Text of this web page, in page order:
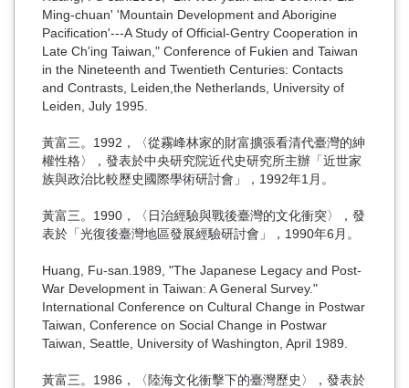
Ming-chuan' 'Mountain Development and Aborigine
Pacification'---A Study of Official-Gentry Cooperation in
Late Ch'ing Taiwan," Conference of Fukien and Taiwan
in the Nineteenth and Twentieth Centuries: Contacts
and Contrasts, Leiden,the Netherlands, University of
Leiden, July 1995.
黃富三。1992，〈從霧峰林家的財富擴張看清代臺灣的紳
權性格〉，發表於中央研究院近代史研究所主辦「近世家
族與政治比較歷史國際學術研討會」，1992年1月。
黃富三。1990，〈日治經驗與戰後臺灣的文化衝突〉，發
表於「光復後臺灣地區發展經驗研討會」，1990年6月。
Huang, Fu-san.1989, "The Japanese Legacy and Post-
War Development in Taiwan: A General Survey."
International Conference on Cultural Change in Postwar
Taiwan, Conference on Social Change in Postwar
Taiwan, Seattle, University of Washington, April 1989.
黃富三。1986，〈陸海文化衝擊下的臺灣歷史〉，發表於